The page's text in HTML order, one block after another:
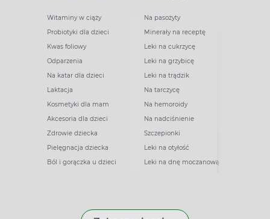
Witaminy w ciąży
Probiotyki dla dzieci
Kwas foliowy
Odparzenia
Na katar dla dzieci
Laktacja
Kosmetyki dla mam
Akcesoria dla dzieci
Zdrowie dziecka
Pielęgnacja dziecka
Ból i gorączka u dzieci
Na pasożyty
Minerały na receptę
Leki na cukrzycę
Leki na grzybicę
Leki na trądzik
Na tarczycę
Na hemoroidy
Na nadciśnienie
Szczepionki
Leki na otyłość
Leki na dnę moczanową